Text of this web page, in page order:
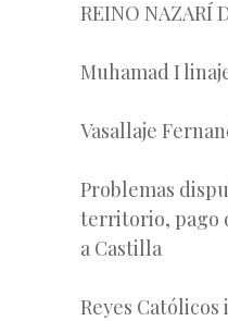
REINO NAZARÍ
Muhamad I
Vasallaje
Problemas
territorio, pago
a Castilla
Reyes